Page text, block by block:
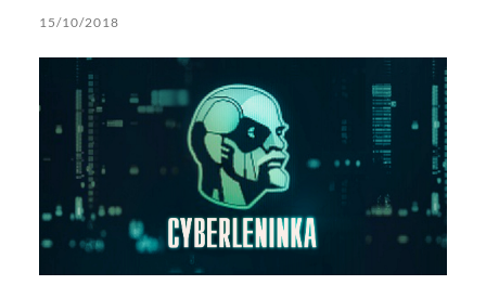
15/10/2018